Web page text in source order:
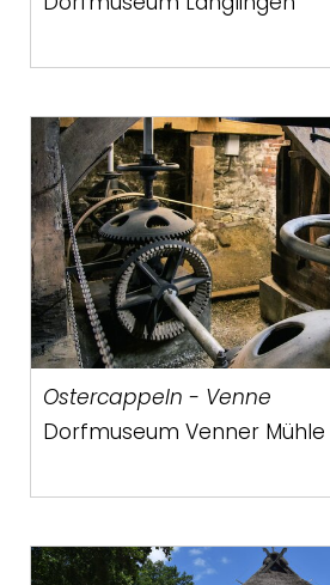
Ostercappeln - Venne
Dorfmuseum Venner Mühle